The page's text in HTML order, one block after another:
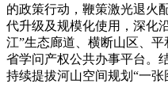
的政策行动，鞭策激光退火
代升级及规模化使用，深化
江”生态廊道、横断山区、平
省学问产权公共办事平台。
持续提拔河山空间规划“一张